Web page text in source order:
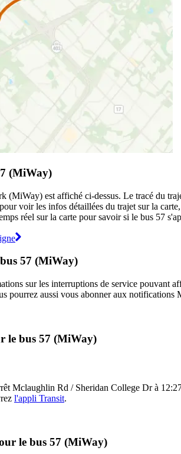
(MiWay)
(MiWay) est affiché ci-dessus. Le tracé du
pour voir les infos détaillées du trajet sur la
réel sur la carte pour savoir si le bus 57
57 (MiWay)
sur les interruptions de service pouvant
pourrez aussi vous abonner aux
le bus 57 (MiWay)
Mclaughlin Rd / Sheridan College Dr à
l'appli Transit.
le bus 57 (MiWay)